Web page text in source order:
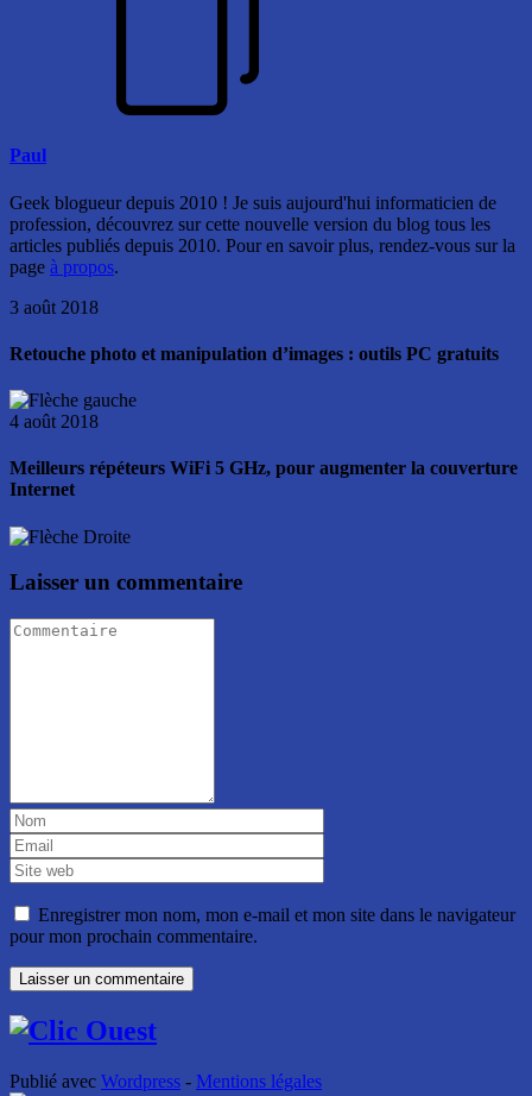
Paul
Geek blogueur depuis 2010 ! Je suis aujourd'hui informaticien de
profession, découvrez sur cette nouvelle version du blog tous les
articles publiés depuis 2010. Pour en savoir plus, rendez-vous sur la
page à propos.
3 août 2018
Retouche photo et manipulation d’images : outils PC gratuits
4 août 2018
Meilleurs répéteurs WiFi 5 GHz, pour augmenter la couverture
Internet
Laisser un commentaire
Enregistrer mon nom, mon e-mail et mon site dans le navigateur
pour mon prochain commentaire.
Publié avec Wordpress - Mentions légales